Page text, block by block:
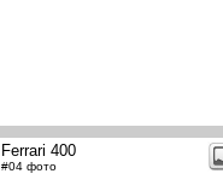
Ferrari 400
#04 фото